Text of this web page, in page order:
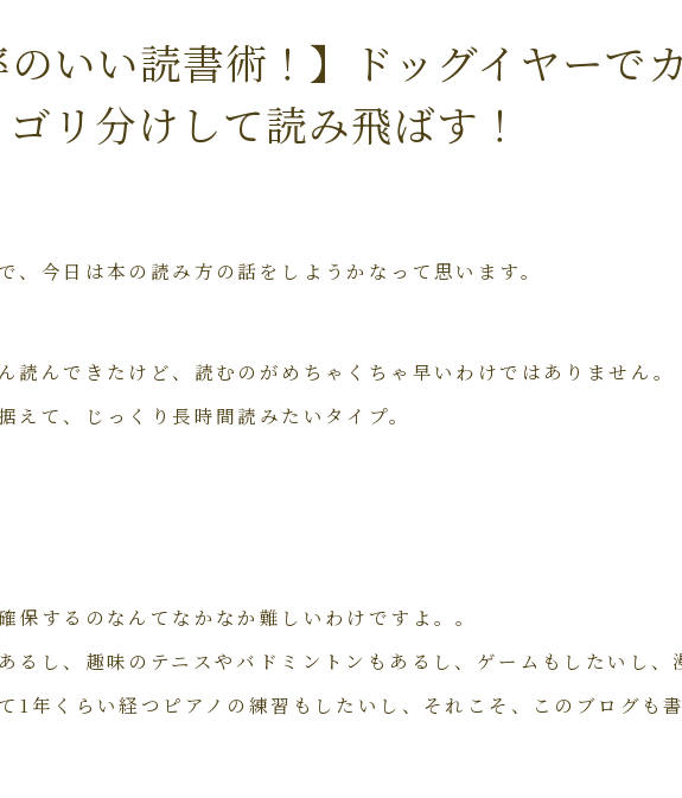
いい読書術！】ドッグイヤーで
ゴリ分けして読み飛ばす！
、今日は本の読み方の話をしようかなって思います。
読んできたけど、読むのがめちゃくちゃ早いわけではありません。
えて、じっくり長時間読みたいタイプ。
保するのなんてなかなか難しいわけですよ。。
るし、趣味のテニスやバドミントンもあるし、ゲームもしたいし、
1年くらい経つピアノの練習もしたいし、それこそ、このブログも